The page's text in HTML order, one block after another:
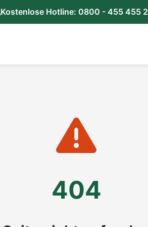
Kostenlose Hotline: 0800 - 455 455 2
404